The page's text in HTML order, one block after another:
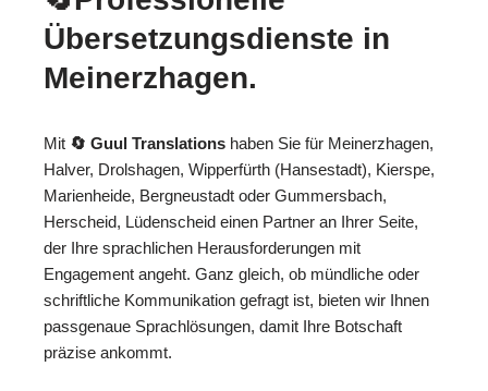
Übersetzungsdienste in
Meinerzhagen.
Mit 🔄 Guul Translations haben Sie für Meinerzhagen,
Halver, Drolshagen, Wipperfürth (Hansestadt), Kierspe,
Marienheide, Bergneustadt oder Gummersbach,
Herscheid, Lüdenscheid einen Partner an Ihrer Seite,
der Ihre sprachlichen Herausforderungen mit
Engagement angeht. Ganz gleich, ob mündliche oder
schriftliche Kommunikation gefragt ist, bieten wir Ihnen
passgenaue Sprachlösungen, damit Ihre Botschaft
präzise ankommt.